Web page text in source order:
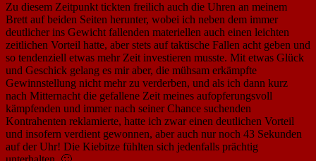
Zu diesem Zeitpunkt tickten freilich auch die Uhren an meinem
Brett auf beiden Seiten herunter, wobei ich neben dem immer
deutlicher ins Gewicht fallenden materiellen auch einen leichten
zeitlichen Vorteil hatte, aber stets auf taktische Fallen acht geben und
so tendenziell etwas mehr Zeit investieren musste. Mit etwas Glück
und Geschick gelang es mir aber, die mühsam erkämpfte
Gewinnstellung nicht mehr zu verderben, und als ich dann kurz
nach Mitternacht die gefallene Zeit meines aufopferungsvoll
kämpfenden und immer nach seiner Chance suchenden
Kontrahenten reklamierte, hatte ich zwar einen deutlichen Vorteil
und insofern verdient gewonnen, aber auch nur noch 43 Sekunden
auf der Uhr! Die Kiebitze fühlten sich jedenfalls prächtig